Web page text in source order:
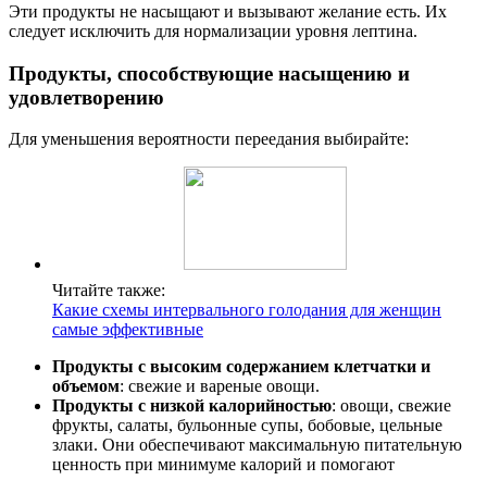
Эти продукты не насыщают и вызывают желание есть. Их
следует исключить для нормализации уровня лептина.
Продукты, способствующие насыщению и
удовлетворению
Для уменьшения вероятности переедания выбирайте:
Читайте также:
Какие схемы интервального голодания для женщин
самые эффективные
Продукты с высоким содержанием клетчатки и
объемом: свежие и вареные овощи.
Продукты с низкой калорийностью: овощи, свежие
фрукты, салаты, бульонные супы, бобовые, цельные
злаки. Они обеспечивают максимальную питательную
ценность при минимуме калорий и помогают